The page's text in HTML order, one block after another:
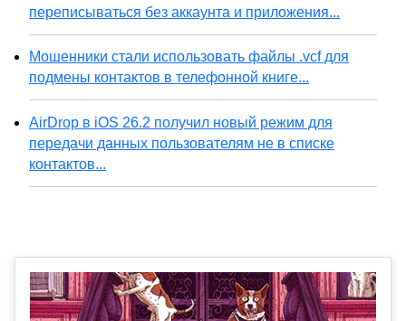
переписываться без аккаунта и приложения...
Мошенники стали использовать файлы .vcf для
подмены контактов в телефонной книге...
AirDrop в iOS 26.2 получил новый режим для
передачи данных пользователям не в списке
контактов...